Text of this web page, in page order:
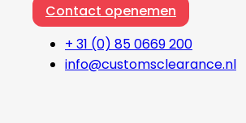
Contact openemen
+ 31 (0) 85 0669 200
info@customsclearance.nl